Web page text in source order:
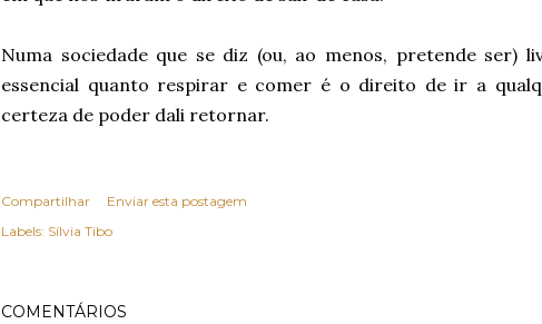
Numa sociedade que se diz (ou, ao menos, pretende ser)
essencial quanto respirar e comer é o direito de ir a
certeza de poder dali retornar.
Compartilhar
Enviar esta postagem
Labels: Sílvia Tibo
COMENTÁRIOS